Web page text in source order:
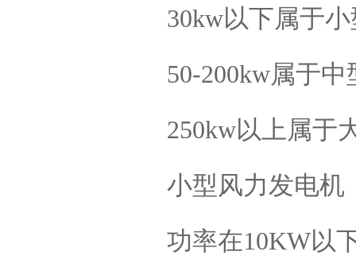
30kw以下属于
50-200kw属于
250kw以上属于
小型风力发电机
功率在10KW以